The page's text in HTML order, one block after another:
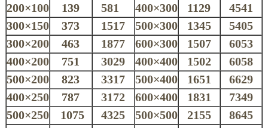
200×100 139 581 400×300 1129
4541
300×150 373 1517 500×300 1345
5405
300×200 463 1877 600×300 1507
6053
400×200 751 3029 400×400 1502
6058
500×200 823 3317 500×400 1651
6629
400×250 787 3172 600×400 1831
7349
500×250 1075 4325 500×500 2155
8645